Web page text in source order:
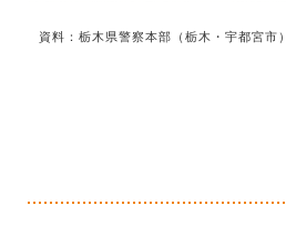
資料：栃木県警察本部（栃木・宇都宮市）